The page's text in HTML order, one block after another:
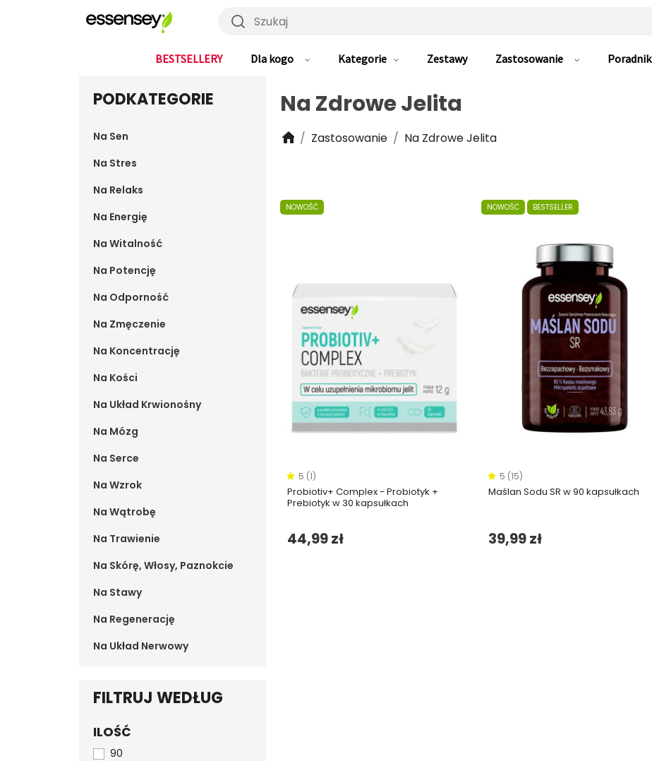
Szukaj
BESTSELLERY Dla kogo Kategorie Zestawy Zastosowanie Poradnik
PODKATEGORIE
Na Sen
Na Stres
Na Relaks
Na Energię
Na Witalność
Na Potencję
Na Odporność
Na Zmęczenie
Na Koncentrację
Na Kości
Na Układ Krwionośny
Na Mózg
Na Serce
Na Wzrok
Na Wątrobę
Na Trawienie
Na Skórę, Włosy, Paznokcie
Na Stawy
Na Regenerację
Na Układ Nerwowy
FILTRUJ WEDŁUG
ILOŚĆ
90
Na Zdrowe Jelita
Zastosowanie Na Zdrowe Jelita
NOWOŚĆ
5 (1)
Probiotiv+ Complex - Probiotyk +
Prebiotyk w 30 kapsułkach
44,99 zł
NOWOŚĆ BESTSELLER
5 (15)
Maślan Sodu SR w 90 kapsułkach
39,99 zł